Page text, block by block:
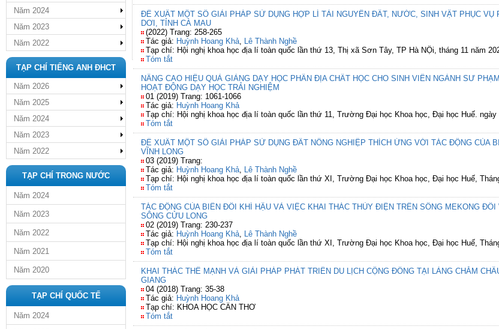
Năm 2024
Năm 2023
Năm 2022
TẠP CHÍ TIẾNG ANH ĐHCT
Năm 2026
Năm 2025
Năm 2024
Năm 2023
Năm 2022
TẠP CHÍ TRONG NƯỚC
Năm 2024
Năm 2023
Năm 2022
Năm 2021
Năm 2020
TẠP CHÍ QUỐC TẾ
Năm 2024
ĐỀ XUẤT MỘT SỐ GIẢI PHÁP SỬ DỤNG HỢP LÍ TÀI NGUYÊN ĐẤT, NƯỚC, SINH VẬT PHỤC VỤ
DƠI, TỈNH CÀ MAU
(2022) Trang: 258-265
Tác giả: Huỳnh Hoang Khả, Lê Thành Nghề
Tạp chí: Hội nghị khoa học địa lí toàn quốc lần thứ 13, Thị xã Sơn Tây, TP Hà NỘi, tháng 11 năm
Tóm tắt
NÂNG CAO HIỆU QUẢ GIẢNG DẠY HỌC PHẦN ĐỊA CHẤT HỌC CHO SINH VIÊN NGÀNH SƯ
HOẠT ĐỘNG DẠY HỌC TRẢI NGHIỆM
01 (2019) Trang: 1061-1066
Tác giả: Huỳnh Hoang Khả
Tạp chí: Hội nghị khoa học địa lí toàn quốc lần thứ 11, Trường Đại học Khoa học, Đại học Huế. ngày
Tóm tắt
ĐỀ XUẤT MỘT SỐ GIẢI PHÁP SỬ DỤNG ĐẤT NÔNG NGHIỆP THÍCH ỨNG VỚI TÁC ĐỘNG CỦA
VĨNH LONG
03 (2019) Trang:
Tác giả: Huỳnh Hoang Khả, Lê Thành Nghề
Tạp chí: Hội nghị khoa học địa lí toàn quốc lần thứ XI, Trường Đại học Khoa học, Đại học Huế,
Tóm tắt
TÁC ĐỘNG CỦA BIẾN ĐỔI KHÍ HẬU VÀ VIỆC KHAI THÁC THỦY ĐIỆN TRÊN SÔNG MEKONG
SÔNG CỬU LONG
02 (2019) Trang: 230-237
Tác giả: Huỳnh Hoang Khả, Lê Thành Nghề
Tạp chí: Hội nghị khoa học địa lí toàn quốc lần thứ XI, Trường Đại học Khoa học, Đại học Huế,
Tóm tắt
KHAI THÁC THẾ MẠNH VÀ GIẢI PHÁP PHÁT TRIỂN DU LỊCH CỘNG ĐỒNG TẠI LÀNG CHĂM
GIANG
04 (2018) Trang: 35-38
Tác giả: Huỳnh Hoang Khả
Tạp chí: KHOA HỌC CẦN THƠ
Tóm tắt